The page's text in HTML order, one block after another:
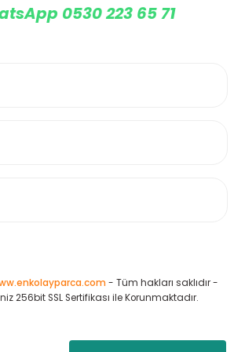
0530 223 65 71
- Tüm hakları saklıdır -
256bit SSL Sertifikası ile Korunmaktadır.